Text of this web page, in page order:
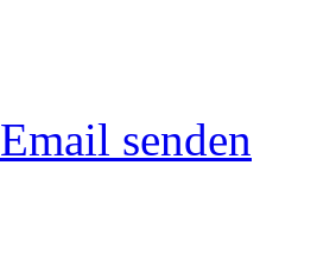
Email senden